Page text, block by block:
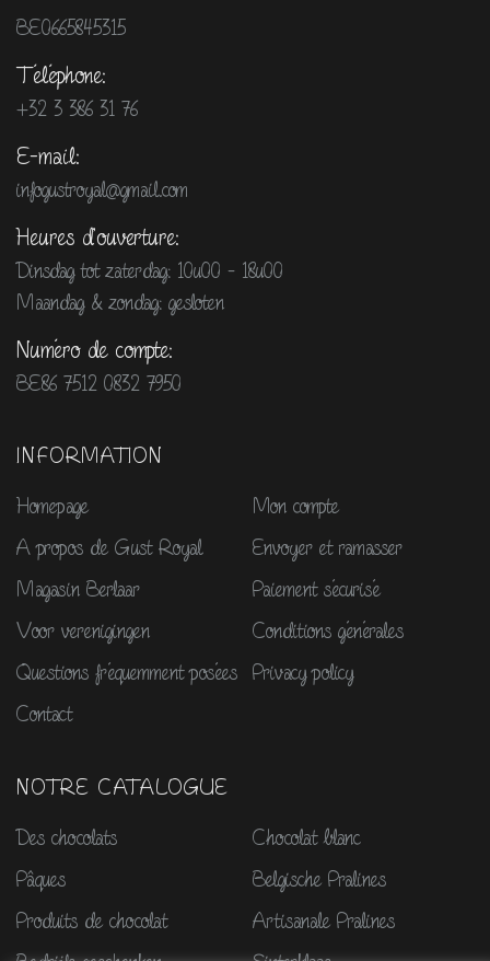
BE0665845315
Téléphone:
+32 3 386 31 76
E-mail:
infogustroyal@gmail.com
Heures d'ouverture:
Dinsdag tot zaterdag: 10u00 - 18u00
Maandag & zondag: gesloten
Numéro de compte:
BE86 7512 0832 7950
INFORMATION
Homepage
A propos de Gust Royal
Magasin Berlaar
Voor verenigingen
Questions fréquemment posées
Contact
Mon compte
Envoyer et ramasser
Paiement sécurisé
Conditions générales
Privacy policy
NOTRE CATALOGUE
Des chocolats
Pâques
Produits de chocolat
Chocolat blanc
Belgische Pralines
Artisanale Pralines